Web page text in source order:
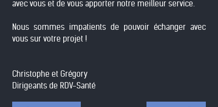
avec vous et de vous apporter notre meilleur service.
Nous sommes impatients de pouvoir échanger avec
vous sur votre projet !
Christophe et Grégory
Dirigeants de RDV-Santé